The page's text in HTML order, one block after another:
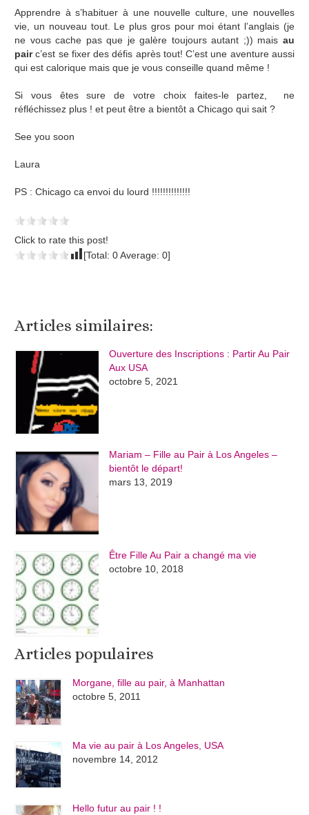
Apprendre à s’habituer à une nouvelle culture, une nouvelles
vie, un nouveau tout. Le plus gros pour moi étant l’anglais (je
ne vous cache pas que je galère toujours autant ;)) mais au
pairc’est se fixer des défis après tout! C’est une aventure aussi
qui est calorique mais que je vous conseille quand même !
Si vous êtes sure de votre choix faites-le partez, ne
réfléchissez plus ! et peut être a bientôt a Chicago qui sait ?
See you soon
Laura
PS : Chicago ca envoi du lourd !!!!!!!!!!!!!!
Click to rate this post!
[Total:0Average:0]
Articles similaires:
Ouverture des Inscriptions : Partir Au Pair
Aux USA
octobre 5, 2021
Mariam – Fille au Pair à Los Angeles –
bientôt le départ!
mars 13, 2019
Être Fille Au Pair a changé ma vie
octobre 10, 2018
Articles populaires
Morgane, fille au pair, à Manhattan
octobre 5, 2011
Ma vie au pair à Los Angeles, USA
novembre 14, 2012
Hello futur au pair ! !